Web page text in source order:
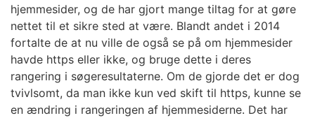
hjemmesider, og de har gjort mange tiltag for at gøre
nettet til et sikre sted at være. Blandt andet i 2014
fortalte de at nu ville de også se på om hjemmesider
havde https eller ikke, og bruge dette i deres
rangering i søgeresultaterne. Om de gjorde det er dog
tvivlsomt, da man ikke kun ved skift til https, kunne se
en ændring i rangeringen af hjemmesiderne. Det har